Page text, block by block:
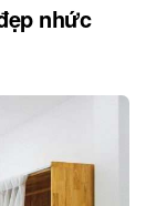
nhức